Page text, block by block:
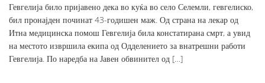
Гевгелија било пријавено дека во куќа во село Селемли, гевгелиско,
бил пронајден починат 43-годишен маж. Од страна на лекар од
Итна медицинска помош Гевгелија била констатирана смрт, а увид
на местото извршила екипа од Одделението за внатрешни работи
Гевгелија. По наредба на Јавен обвинител од […]